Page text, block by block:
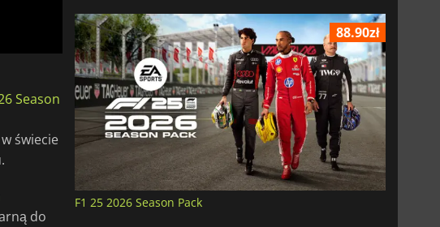
Season
świecie
do
88.90zł
F1 25 2026 Season Pack